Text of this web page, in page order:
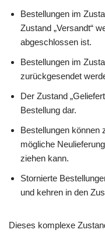
Bestellungen im
Zustand „Versandt“
abgeschlossen ist.
Bestellungen im
zurückgesendet
Der Zustand
Bestellung dar.
Bestellungen können
mögliche
ziehen kann.
Stornierte
und kehren in den
Dieses komplexe